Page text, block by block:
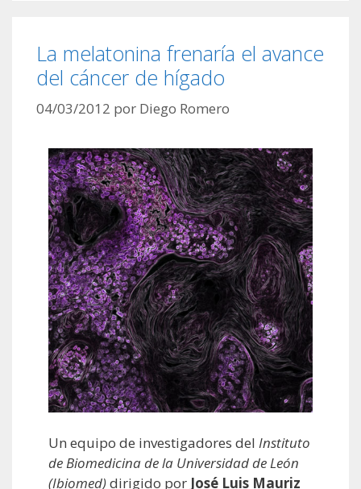
La melatonina frenaría el avance
del cáncer de hígado
04/03/2012 por Diego Romero
Un equipo de investigadores del Instituto
de Biomedicina de la Universidad de León
(Ibiomed)dirigido por José Luis Mauriz